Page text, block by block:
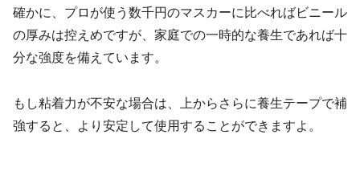
確かに、プロが使う数千円のマスカーに比べればビニール
の厚みは控えめですが、家庭での一時的な養生であれば十
分な強度を備えています。
もし粘着力が不安な場合は、上からさらに養生テープで補
強すると、より安定して使用することができますよ。